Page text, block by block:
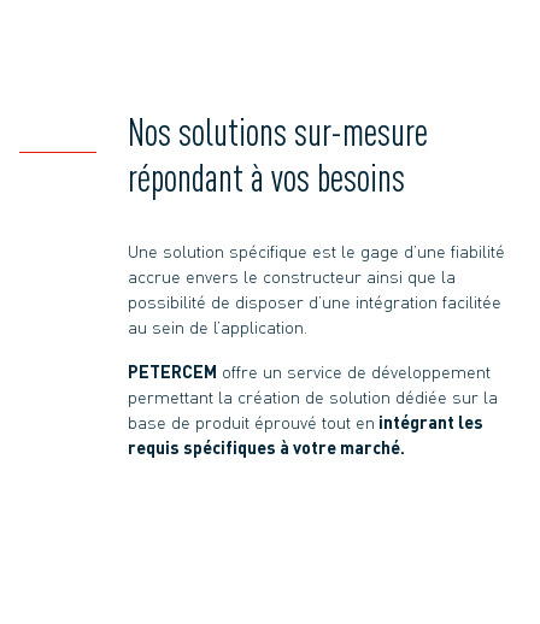
Nos solutions sur-mesure
répondant à vos besoins
Une solution spécifique est le gage d’une fiabilité
accrue envers le constructeur ainsi que la
possibilité de disposer d’une intégration facilitée
au sein de l’application.
PETERCEM offre un service de développement
permettant la création de solution dédiée sur la
base de produit éprouvé tout en intégrant les
requis spécifiques à votre marché.